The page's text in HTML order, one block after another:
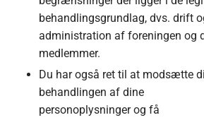
behandlingsgrundlag, dvs. drift
administration af foreningen og
medlemmer.
Du har også ret til at modsætte
behandlingen af dine
personoplysninger og få